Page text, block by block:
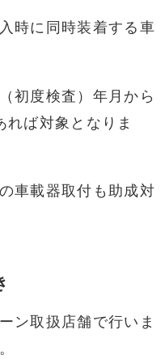
時に同時装着する車
初度検査）年月から
ば対象となりま
車載器取付も助成対
ン取扱店舗で行いま